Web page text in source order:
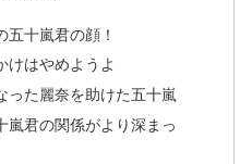
十嵐君の顔！
けはやめようよ
った麗奈を助けた五十嵐
嵐君の関係がより深まっ